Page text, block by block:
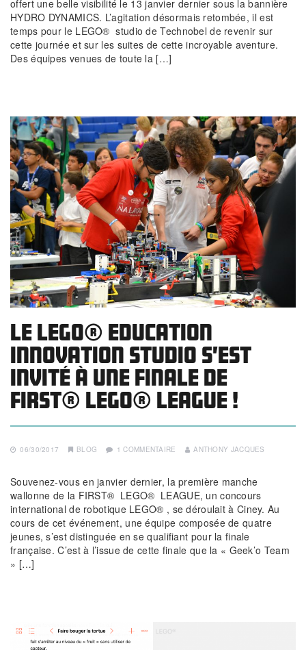
offert une belle visibilité le 13 janvier dernier sous la bannière
HYDRO DYNAMICS. L’agitation désormais retombée, il est
temps pour le LEGO® studio de Technobel de revenir sur
cette journée et sur les suites de cette incroyable aventure.
Des équipes venues de toute la […]
Le LEGO® Education
Innovation Studio s’est
invité à une finale de
FIRST® LEGO® League !
06/30/2017 BLOG 1 COMMENTAIRE ANTHONY JACQUES
Souvenez-vous en janvier dernier, la première manche
wallonne de la FIRST® LEGO® LEAGUE, un concours
international de robotique LEGO® , se déroulait à Ciney. Au
cours de cet événement, une équipe composée de quatre
jeunes, s’est distinguée en se qualifiant pour la finale
française. C’est à l’issue de cette finale que la « Geek’o Team
» […]